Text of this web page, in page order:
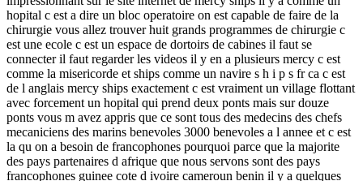
hopital c est a dire un bloc operatoire on est capable de faire de la
chirurgie vous allez trouver huit grands programmes de chirurgie c
est une ecole c est un espace de dortoirs de cabines il faut se
connecter il faut regarder les videos il y en a plusieurs mercy c est
comme la misericorde et ships comme un navire s h i p s fr ca c est
de l anglais mercy ships exactement c est vraiment un village flottant
avec forcement un hopital qui prend deux ponts mais sur douze
ponts vous m avez appris que ce sont tous des medecins des chefs
mecaniciens des marins benevoles 3000 benevoles a l annee et c est
la qu on a besoin de francophones pourquoi parce que la majorite
des pays partenaires d afrique que nous servons sont des pays
francophones guinee cote d ivoire cameroun benin il y a quelques